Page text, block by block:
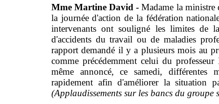
Mme Martine David -Madame la ministre
la journée d'action de la fédération
intervenants ont souligné les limites de
d'accidents du travail ou de maladies
rapport demandé il y a plusieurs mois au
comme précédemment celui du
même annoncé, ce samedi, différentes
rapidement afin d'améliorer la situation
(Applaudissements sur les bancs du